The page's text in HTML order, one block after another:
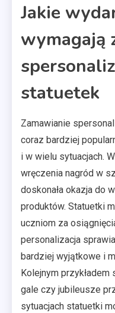
Jakie
wymagają
statuetek
Zamawianie
coraz bardziej
i w wielu sytuacjach.
wręczenia nagród w
doskonała okazja do
produktów. Statuetki
uczniom za
personalizacja
bardziej wyjątkowe i
Kolejnym
gale czy jubileusze
sytuacjach statuetki